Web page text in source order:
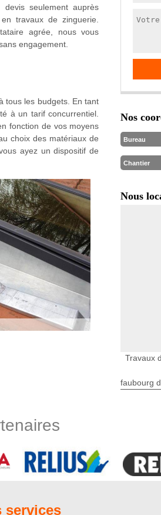
devis seulement auprès
travaux de zinguerie.
agrée, nous vous
engagement.
tous les budgets. En tant
à un tarif concurrentiel.
fonction de vos moyens
choix des matériaux de
ayez un dispositif de
pas de faire des
dire ! En effet, il convient
travaux. Grâce à nos
Nos
Bureau
Chantier
Nous
Travaux
faubourg
services